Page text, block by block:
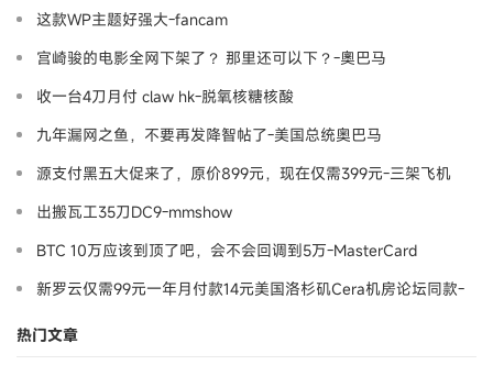
这款WP主题好强大-fancam
宫崎骏的电影全网下架了？ 那里还可以下？-奧巴马
收一台4刀月付 claw hk-脱氧核糖核酸
九年漏网之鱼，不要再发降智帖了-美国总统奥巴马
源支付黑五大促来了，原价899元，现在仅需399元-三架飞机
出搬瓦工35刀DC9-mmshow
BTC 10万应该到顶了吧，会不会回调到5万-MasterCard
新罗云仅需99元一年月付款14元美国洛杉矶Cera机房论坛同款-
热门文章